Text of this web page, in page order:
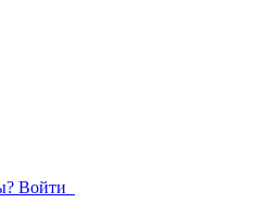
Войти